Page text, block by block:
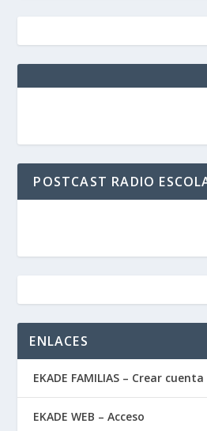
POSTCAST RADIO
ENLACES
EKADE FAMILIAS – Crear cuenta
EKADE WEB – Acceso